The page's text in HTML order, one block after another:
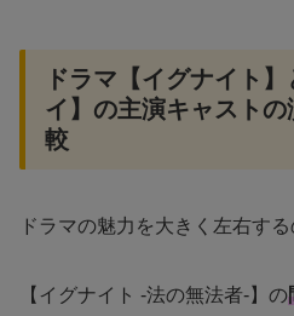
ドラマ【イグナイト
イ】の主演キャスト
較
ドラマの魅力を大きく左右す
【イグナイト -法の無法者-】の